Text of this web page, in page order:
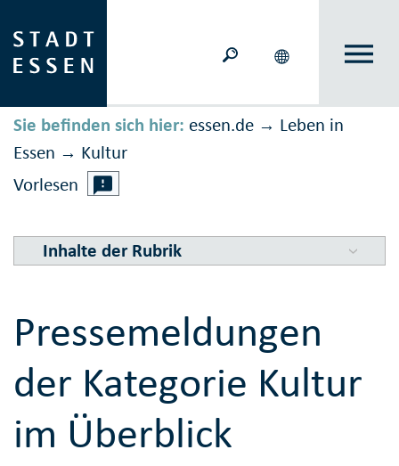
Sie befinden sich hier: essen.de → Leben in
Essen → Kultur
Vorlesen
Inhalte der Rubrik
Pressemeldungen
der Kategorie Kultur
im Überblick